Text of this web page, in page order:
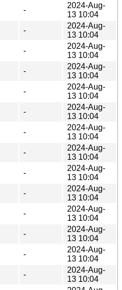
-
2024-Aug-
13 10:04
-
2024-Aug-
13 10:04
-
2024-Aug-
13 10:04
-
2024-Aug-
13 10:04
-
2024-Aug-
13 10:04
-
2024-Aug-
13 10:04
-
2024-Aug-
13 10:04
-
2024-Aug-
13 10:04
-
2024-Aug-
13 10:04
-
2024-Aug-
13 10:04
-
2024-Aug-
13 10:04
-
2024-Aug-
13 10:04
-
2024-Aug-
13 10:04
-
2024-Aug-
13 10:04